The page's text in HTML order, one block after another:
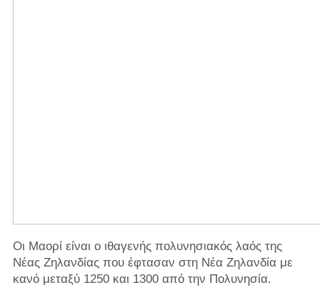
Οι Μαορί είναι ο ιθαγενής πολυνησιακός λαός της
Νέας Ζηλανδίας που έφτασαν στη Νέα Ζηλανδία με
κανό μεταξύ 1250 και 1300 από την Πολυνησία.